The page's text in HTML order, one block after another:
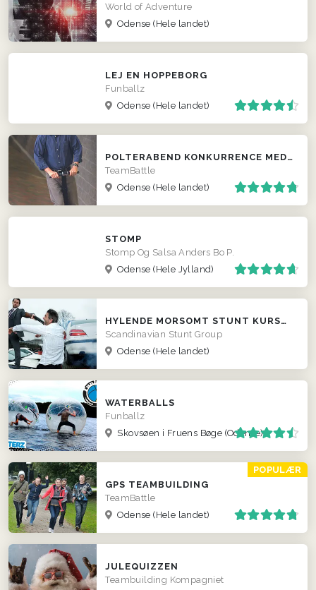
World of Adventure
Odense(Hele landet)
LEJ EN HOPPEBORG
Funballz
Odense(Hele landet)
POLTERABEND KONKURRENCE MED SEGWAY
TeamBattle
Odense(Hele landet)
STOMP
Stomp Og Salsa Anders Bo P.
Odense(Hele Jylland)
HYLENDE MORSOMT STUNT KURSUS TIL FIRMAER
Scandinavian Stunt Group
Odense(Hele landet)
WATERBALLS
Funballz
Skovsøen i Fruens Bøge (Odense)
POPULÆR
GPS TEAMBUILDING
TeamBattle
Odense(Hele landet)
JULEQUIZZEN
Teambuilding Kompagniet